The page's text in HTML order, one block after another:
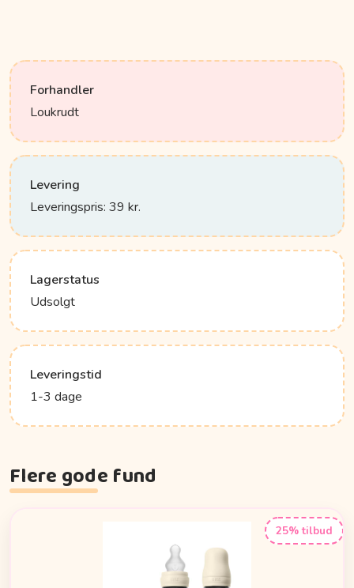
Forhandler
Loukrudt
Levering
Leveringspris: 39 kr.
Lagerstatus
Udsolgt
Leveringstid
1-3 dage
Flere gode fund
25% tilbud